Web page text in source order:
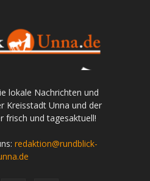
lokale Nachrichten und
Kreisstadt Unna und der
frisch und tagesaktuell!
redaktion@rundblick-